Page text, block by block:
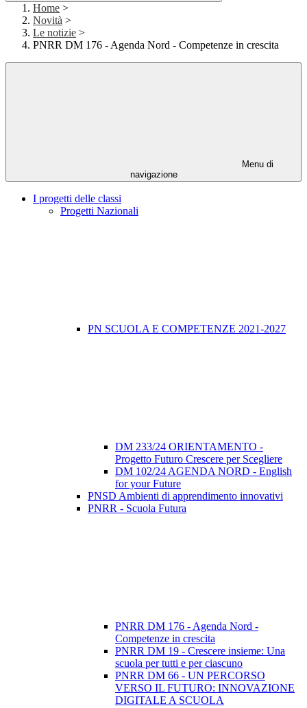
Home >
Novità >
Le notizie >
PNRR DM 176 - Agenda Nord - Competenze in crescita
Menu di
navigazione
I progetti delle classi
Progetti Nazionali
PN SCUOLA E COMPETENZE 2021-2027
DM 233/24 ORIENTAMENTO -
Progetto Futuro Crescere per Scegliere
DM 102/24 AGENDA NORD - English
for your Future
PNSD Ambienti di apprendimento innovativi
PNRR - Scuola Futura
PNRR DM 176 - Agenda Nord -
Competenze in crescita
PNRR DM 19 - Crescere insieme: Una
scuola per tutti e per ciascuno
PNRR DM 66 - UN PERCORSO
VERSO IL FUTURO: INNOVAZIONE
DIGITALE A SCUOLA